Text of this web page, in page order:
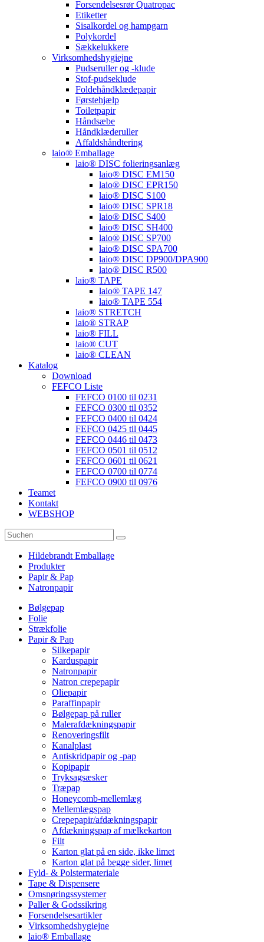
Forsendelsesrør Quatropac
Etiketter
Sisalkordel og hampgarn
Polykordel
Sækkelukkere
Virksomhedshygiejne
Pudseruller og -klude
Stof-pudseklude
Foldehåndklædepapir
Førstehjælp
Toiletpapir
Håndsæbe
Håndklæderuller
Affaldshåndtering
laio® Emballage
laio® DISC folieringsanlæg
laio® DISC EM150
laio® DISC EPR150
laio® DISC S100
laio® DISC SPR18
laio® DISC S400
laio® DISC SH400
laio® DISC SP700
laio® DISC SPA700
laio® DISC DP900/DPA900
laio® DISC R500
laio® TAPE
laio® TAPE 147
laio® TAPE 554
laio® STRETCH
laio® STRAP
laio® FILL
laio® CUT
laio® CLEAN
Katalog
Download
FEFCO Liste
FEFCO 0100 til 0231
FEFCO 0300 til 0352
FEFCO 0400 til 0424
FEFCO 0425 til 0445
FEFCO 0446 til 0473
FEFCO 0501 til 0512
FEFCO 0601 til 0621
FEFCO 0700 til 0774
FEFCO 0900 til 0976
Teamet
Kontakt
WEBSHOP
Hildebrandt Emballage
Produkter
Papir & Pap
Natronpapir
Bølgepap
Folie
Strækfolie
Papir & Pap
Silkepapir
Karduspapir
Natronpapir
Natron crepepapir
Oliepapir
Paraffinpapir
Bølgepap på ruller
Malerafdækningspapir
Renoveringsfilt
Kanalplast
Antiskridpapir og -pap
Kopipapir
Tryksagsæsker
Træpap
Honeycomb-mellemlæg
Mellemlægspap
Crepepapir/afdækningspapir
Afdækningspap af mælkekarton
Filt
Karton glat på en side, ikke limet
Karton glat på begge sider, limet
Fyld- & Polstermateriale
Tape & Dispensere
Omsnøringssystemer
Paller & Godssikring
Forsendelsesartikler
Virksomhedshygiejne
laio® Emballage